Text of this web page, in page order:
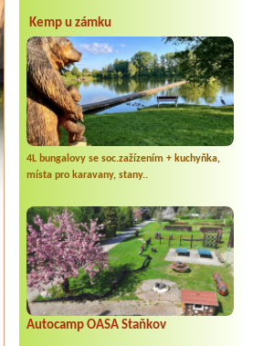
Kemp u zámku
4L bungalovy se soc.zažízením + kuchyňka,
místa pro karavany, stany..
Autocamp OASA Staňkov